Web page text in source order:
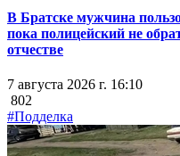
В Братске мужчина
пока полицейский не
отчестве
7 августа 2026 г. 16:10
802
#Подделка